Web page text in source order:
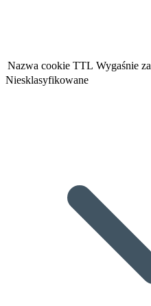
Nazwa cookie TTL Wygaśnie za
Niesklasyfikowane